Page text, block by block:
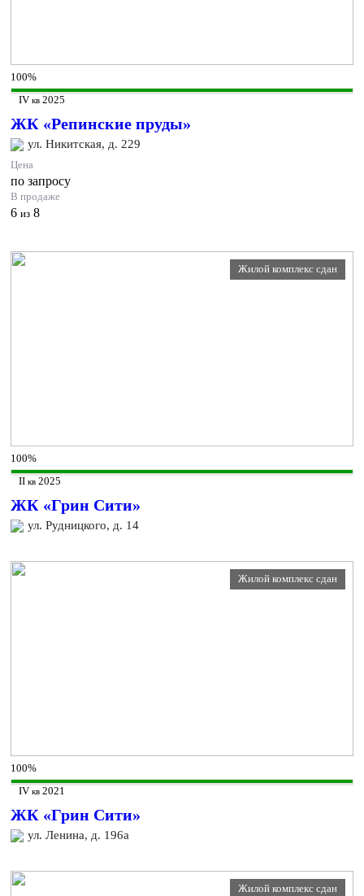
100%
IV кв 2025
ЖК «Репинские пруды»
ул. Никитская, д. 229
Цена
по запросу
В продаже
6 из 8
Жилой комплекс сдан
100%
II кв 2025
ЖК «Грин Сити»
ул. Рудницкого, д. 14
Жилой комплекс сдан
100%
IV кв 2021
ЖК «Грин Сити»
ул. Ленина, д. 196а
Жилой комплекс сдан